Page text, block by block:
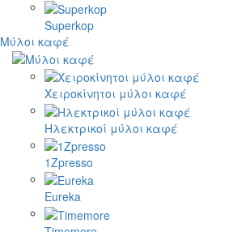
Superkop
Μύλοι καφέ
Χειροκίνητοι μύλοι καφέ
Ηλεκτρικοί μύλοι καφέ
1Zpresso
Eureka